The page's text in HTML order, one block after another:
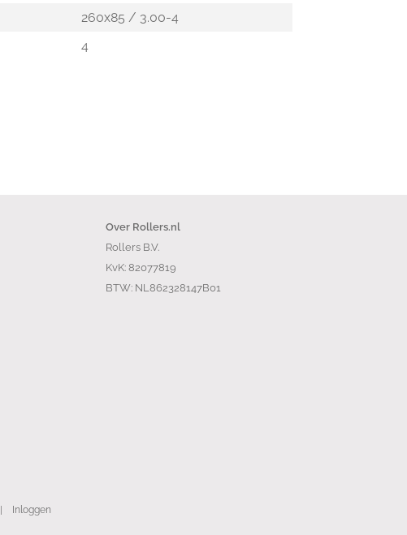
260x85 / 3.00-4
4
Over Rollers.nl
Rollers B.V.
KvK: 82077819
BTW: NL862328147B01
Inloggen